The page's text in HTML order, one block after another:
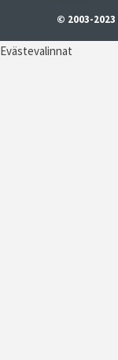
© 2003-2023
Evästevalinnat